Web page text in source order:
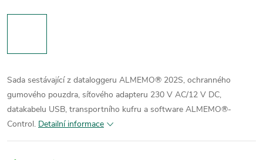
Sada sestávající z dataloggeru ALMEMO® 202S, ochranného
gumového pouzdra, síťového adapteru 230 V AC/12 V DC,
datakabelu USB, transportního kufru a software ALMEMO®-
Control. Detailní informace